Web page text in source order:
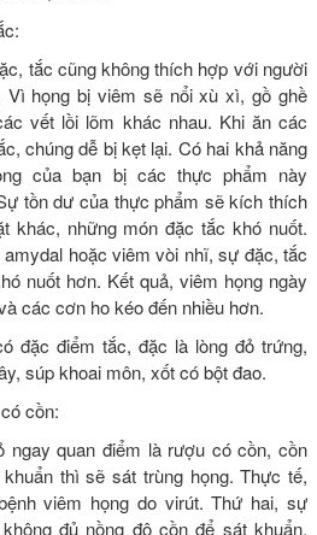
tắc cũng không thích hợp với người
Vì họng bị viêm sẽ nổi xù xì, gồ ghề
vết lồi lõm khác nhau. Khi ăn các
chúng dễ bị kẹt lại. Có hai khả năng
của bạn bị các thực phẩm này
tồn dư của thực phẩm sẽ kích thích
khác, những món đặc tắc khó nuốt.
amydal hoặc viêm vòi nhĩ, sự đặc, tắc
nuốt hơn. Kết quả, viêm họng ngày
các cơn ho kéo đến nhiều hơn.
đặc điểm tắc, đặc là lòng đỏ trứng,
súp khoai môn, xốt có bột đao.
cồn:
ngay quan điểm là rượu có cồn, cồn
thì sẽ sát trùng họng. Thực tế,
viêm họng do virút. Thứ hai, sự
đủ nồng độ cồn để sát khuẩn.